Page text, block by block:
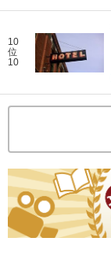
10
位
10